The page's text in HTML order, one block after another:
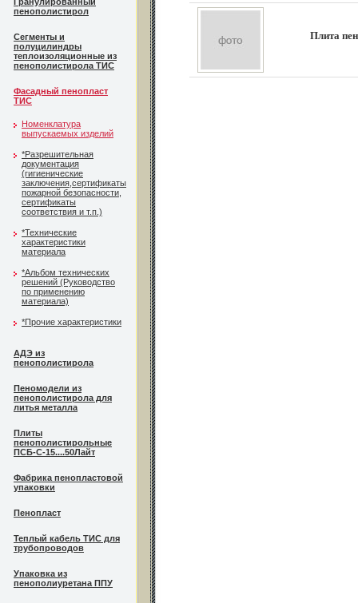
пенополистирол
Сегменты и
полуцилиндры
теплоизоляционные из
пенополистирола ТИС
Фасадный пенопласт
ТИС
Номенклатура
выпускаемых изделий
*Разрешительная
документация
(гигиенические
заключения,сертификаты
пожарной безопасности,
сертификаты
соответствия и т.п.)
*Технические
характеристики
материала
*Альбом технических
решений (Руководство
по применению
материала)
*Прочие характеристики
АДЭ из
пенополистирола
Пеномодели из
пенополистирола для
литья металла
Плиты
пенополистирольные
ПСБ-С-15....50Лайт
Фабрика пенопластовой
упаковки
Пенопласт
Теплый кабель ТИС для
трубопроводов
Упаковка из
пенополиуретана ППУ
Плита